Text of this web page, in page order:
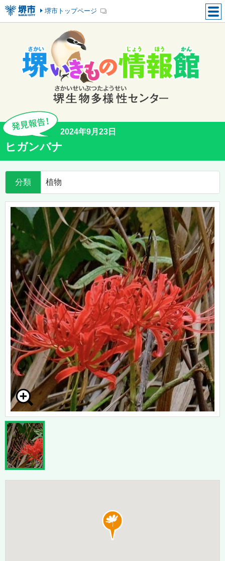
堺市トップページ
2024年9月23日
ヒガンバナ
分類 植物